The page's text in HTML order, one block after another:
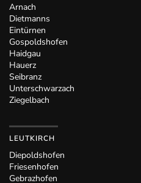
Arnach
Dietmanns
Eintürnen
Gospoldshofen
Haidgau
Hauerz
Seibranz
Unterschwarzach
Ziegelbach
LEUTKIRCH
Diepoldshofen
Friesenhofen
Gebrazhofen